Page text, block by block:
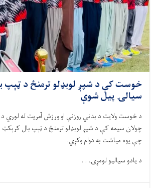
خوست کې د شپږ لوبډلو ترمنځ د ټېپ
سیالۍ پیل شوې
د خوست ولایت د بدني روزنې او ورزش آمریت له لوري د
چولان سیمه کې د شپږ لوبډلو ترمنځ د ټېپ بال
چې یوه میاشت به دوام وکړي.
د یادو سیالیو لومړۍ. . .